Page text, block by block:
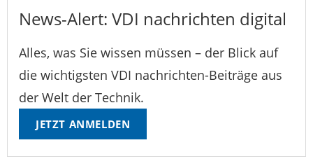
News-Alert: VDI nachrichten digital
Alles, was Sie wissen müssen – der Blick auf
die wichtigsten VDI nachrichten-Beiträge aus
der Welt der Technik.
JETZT ANMELDEN